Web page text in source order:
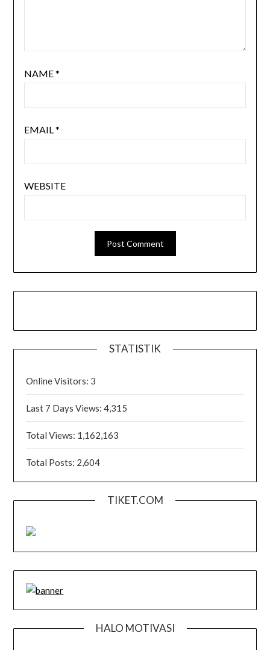
NAME*
EMAIL*
WEBSITE
STATISTIK
Online Visitors: 3
Last 7 Days Views:4,315
Total Views: 1,162,163
Total Posts: 2,604
TIKET.COM
HALO MOTIVASI